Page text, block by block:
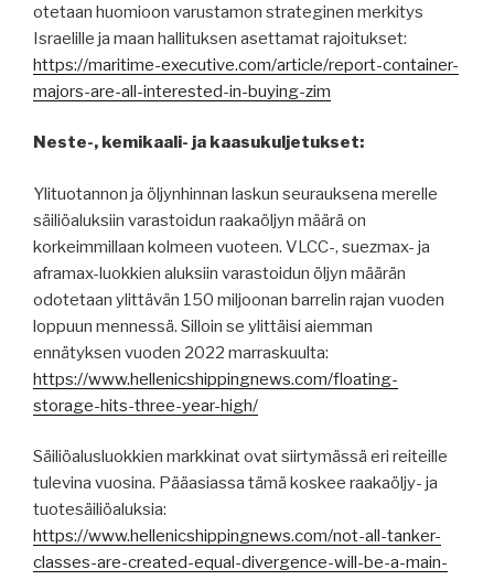
otetaan huomioon varustamon strateginen merkitys
Israelille ja maan hallituksen asettamat rajoitukset:
https://maritime-executive.com/article/report-container-
majors-are-all-interested-in-buying-zim
Neste-, kemikaali- ja kaasukuljetukset:
Ylituotannon ja öljynhinnan laskun seurauksena merelle
säiliöaluksiin varastoidun raakaöljyn määrä on
korkeimmillaan kolmeen vuoteen. VLCC-, suezmax- ja
aframax-luokkien aluksiin varastoidun öljyn määrän
odotetaan ylittävän 150 miljoonan barrelin rajan vuoden
loppuun mennessä. Silloin se ylittäisi aiemman
ennätyksen vuoden 2022 marraskuulta:
https://www.hellenicshippingnews.com/floating-
storage-hits-three-year-high/
Säiliöalusluokkien markkinat ovat siirtymässä eri reiteille
tulevina vuosina. Pääasiassa tämä koskee raakaöljy- ja
tuotesäiliöaluksia:
https://www.hellenicshippingnews.com/not-all-tanker-
classes-are-created-equal-divergence-will-be-a-main-